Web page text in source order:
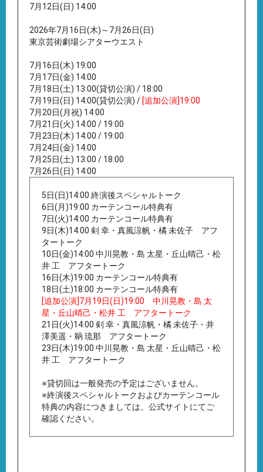
7月12日(日) 14:00
2026年7月16日(木)～7月26日(日)
東京芸術劇場シアターウエスト
7月16日(木) 19:00
7月17日(金) 14:00
7月18日(土) 13:00(貸切公演) / 18:00
7月19日(日) 14:00(貸切公演) / [追加公演]19:00
7月20日(月祝) 14:00
7月21日(火) 14:00 / 19:00
7月23日(木) 14:00 / 19:00
7月24日(金) 14:00
7月25日(土) 13:00 / 18:00
7月26日(日) 14:00
5日(日)14:00 終演後スペシャルトーク
6日(月)19:00 カーテンコール特典有
7日(火)14:00 カーテンコール特典有
9日(木)14:00 剣 幸・真風涼帆・橘 未佐子 アフ
タートーク
10日(金)14:00 中川晃教・島 太星・丘山晴己・松
井 工 アフタートーク
16日(木)19:00 カーテンコール特典有
18日(土)18:00 カーテンコール特典有
[追加公演]7月19日(日)19:00 中川晃教・島 太
星・丘山晴己・松井 工 アフタートーク
21日(火)14:00 剣 幸・真風涼帆・橘 未佐子・井
澤美遥・鞆 琉那 アフタートーク
23日(木)19:00 中川晃教・島 太星・丘山晴己・松
井 工 アフタートーク
※貸切回は一般発売の予定はございません。
※終演後スペシャルトークおよびカーテンコール
特典の内容につきましては、公式サイトにてご
確認ください。